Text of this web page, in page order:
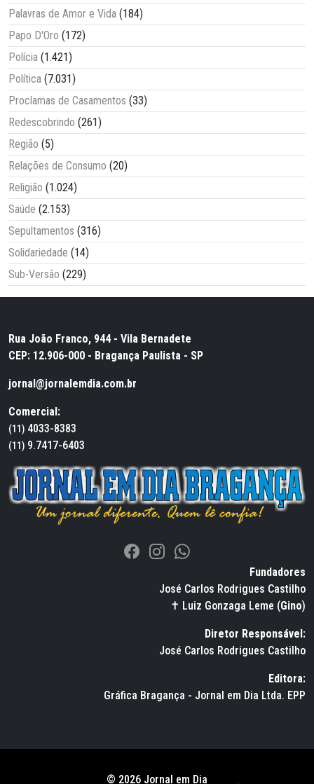
Palavras de Amor e Vida (184)
Papo D'Oro (172)
Polícia (1.421)
Política (7.031)
Proclamas de Casamentos (33)
Redescobrindo (261)
Região (5)
Relações de Consumo (20)
Religião (1.024)
Saúde (2.153)
Sepultamentos (316)
Solidariedade (14)
Sub-Versão (229)
Rua João Franco, 944 - Vila Bernadete
CEP: 12.906-000 - Bragança Paulista - SP
jornal@jornalemdia.com.br
Comercial:
(11) 4033-8383
(11) 9.7417-6403
Fundadores
José Carlos Rodrigues Castilho
✝ Luiz Gonzaga Leme (Gino)
Diretor Responsável:
José Carlos Rodrigues Castilho
Editora:
Gráfica Bragança - Jornal em Dia Ltda. EPP
© 2026 Jornal em Dia